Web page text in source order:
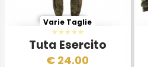
Tuta Esercito
Inglese MTP
Varie Taglie
€ 24.00